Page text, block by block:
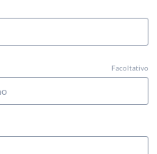
Facoltativo